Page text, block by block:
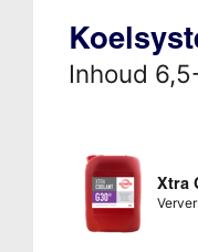
Inhoud
Xtra